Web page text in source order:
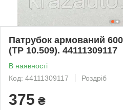
Патрубок армований
(TP 10.509). 44111309117
В наявності
Код: 44111309117
Роздріб
375 ₴